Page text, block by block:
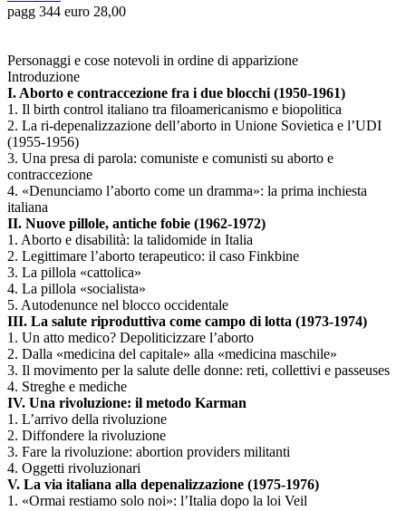
pagg 344 euro 28,00
Personaggi e cose notevoli in ordine di apparizione
Introduzione
I. Aborto e contraccezione fra i due blocchi (1950-1961)
1. Il birth control italiano tra filoamericanismo e biopolitica
2. La ri-depenalizzazione dell’aborto in Unione Sovietica e l’UDI
(1955-1956)
3. Una presa di parola: comuniste e comunisti su aborto e
contraccezione
4. «Denunciamo l’aborto come un dramma»: la prima inchiesta
italiana
II. Nuove pillole, antiche fobie (1962-1972)
1. Aborto e disabilità: la talidomide in Italia
2. Legittimare l’aborto terapeutico: il caso Finkbine
3. La pillola «cattolica»
4. La pillola «socialista»
5. Autodenunce nel blocco occidentale
III. La salute riproduttiva come campo di lotta (1973-1974)
1. Un atto medico? Depoliticizzare l’aborto
2. Dalla «medicina del capitale» alla «medicina maschile»
3. Il movimento per la salute delle donne: reti, collettivi e passeuses
4. Streghe e mediche
IV. Una rivoluzione: il metodo Karman
1. L’arrivo della rivoluzione
2. Diffondere la rivoluzione
3. Fare la rivoluzione: abortion providers militanti
4. Oggetti rivoluzionari
V. La via italiana alla depenalizzazione (1975-1976)
1. «Ormai restiamo solo noi»: l’Italia dopo la loi Veil